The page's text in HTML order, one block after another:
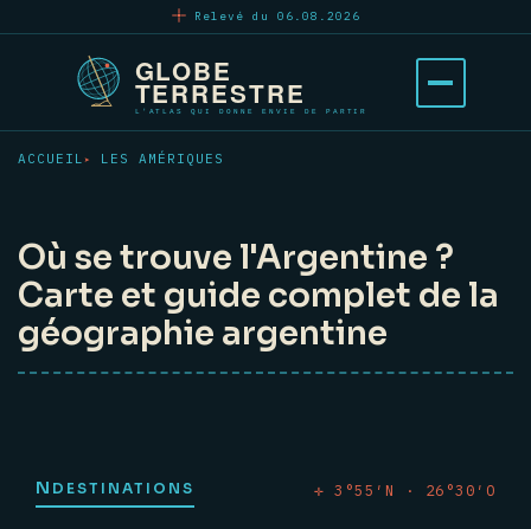
Relevé du 06.08.2026
Ouvrir
le
ACCUEIL LES AMÉRIQUES
Où se trouve l'Argentine ?
Carte et guide complet de la
géographie argentine
N DESTINATIONS ✛ 3°55′N · 26°30′O